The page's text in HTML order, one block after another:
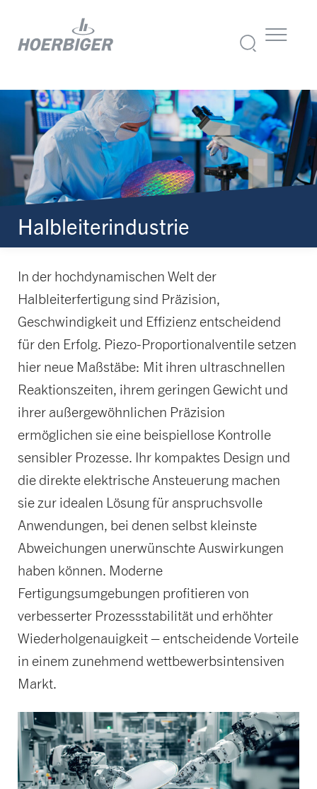
Halbleiterindustrie
In der hochdynamischen Welt der
Halbleiterfertigung sind Präzision,
Geschwindigkeit und Effizienz entscheidend
für den Erfolg. Piezo-Proportionalventile setzen
hier neue Maßstäbe: Mit ihren ultraschnellen
Reaktionszeiten, ihrem geringen Gewicht und
ihrer außergewöhnlichen Präzision
ermöglichen sie eine beispiellose Kontrolle
sensibler Prozesse. Ihr kompaktes Design und
die direkte elektrische Ansteuerung machen
sie zur idealen Lösung für anspruchsvolle
Anwendungen, bei denen selbst kleinste
Abweichungen unerwünschte Auswirkungen
haben können. Moderne
Fertigungsumgebungen profitieren von
verbesserter Prozessstabilität und erhöhter
Wiederholgenauigkeit – entscheidende Vorteile
in einem zunehmend wettbewerbsintensiven
Markt.